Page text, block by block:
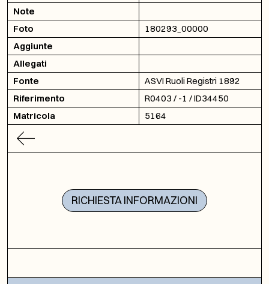
Note
Foto
180293_00000
Aggiunte
Allegati
Fonte
ASVI Ruoli Registri 1892
Riferimento
R0403 / -1 / ID34450
Matricola
5164
RICHIESTA INFORMAZIONI